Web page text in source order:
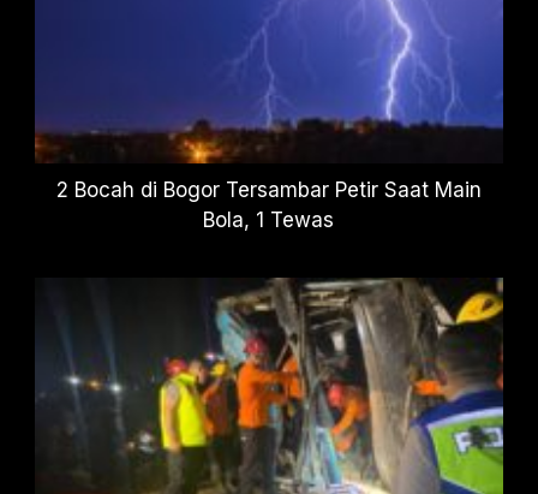
2 Bocah di Bogor Tersambar Petir Saat Main
Bola, 1 Tewas